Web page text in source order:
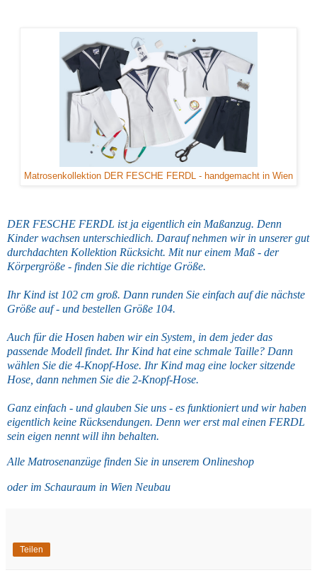
Matrosenkollektion DER FESCHE FERDL - handgemacht in Wien
DER FESCHE FERDL ist ja eigentlich ein Maßanzug. Denn
Kinder wachsen unterschiedlich. Darauf nehmen wir in unserer gut
durchdachten Kollektion Rücksicht. Mit nur einem Maß - der
Körpergröße - finden Sie die richtige Größe.⁣
Ihr Kind ist 102 cm groß. Dann runden Sie einfach auf die nächste
Größe auf - und bestellen Größe 104.⁣
Auch für die Hosen haben wir ein System, in dem jeder das
passende Modell findet. Ihr Kind hat eine schmale Taille? Dann
wählen Sie die 4-Knopf-Hose. Ihr Kind mag eine locker sitzende
Hose, dann nehmen Sie die 2-Knopf-Hose.⁣
Ganz einfach - und glauben Sie uns - es funktioniert und wir haben
eigentlich keine Rücksendungen. Denn wer erst mal einen FERDL
sein eigen nennt will ihn behalten.⁣
Alle Matrosenanzüge finden Sie in unserem Onlineshop
oder im Schauraum in Wien Neubau
Teilen